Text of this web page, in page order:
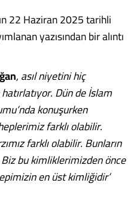
22 Haziran 2025 tarihli
yazısından bir alıntı
, asıl niyetini hiç
Dün de İslam
konuşurken
farklı olabilir.
farklı olabilir. Bunların
bu kimliklerimizden önce
en üst kimliğidir’